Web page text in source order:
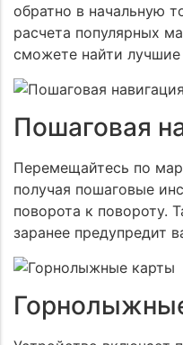
обратно в начальную
расчета популярных
сможете найти
Пошаговая
Перемещайтесь по
получая пошаговые
поворота к повороту.
заранее предупредит